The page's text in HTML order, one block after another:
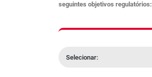
seguintes objetivos regulatórios:
Selecionar: